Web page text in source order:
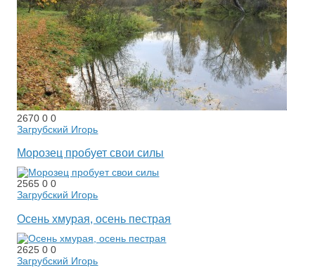
267000
Загрубский Игорь
Морозец пробует свои силы
256500
Загрубский Игорь
Осень хмурая, осень пестрая
262500
Загрубский Игорь